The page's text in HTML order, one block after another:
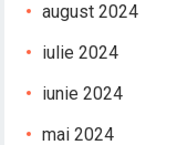
august 2024
iulie 2024
iunie 2024
mai 2024